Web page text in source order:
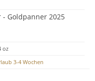
- Goldpanner 2025
oz
3-4 Wochen